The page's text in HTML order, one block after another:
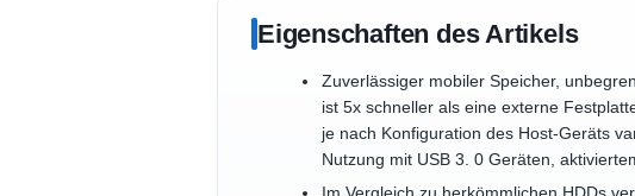
Eigenschaften des Artikels
Zuverlässiger mobiler Speicher,
ist 5x schneller als eine externe
je nach Konfiguration des Host-Geräts
Nutzung mit USB 3. 0 Geräten,